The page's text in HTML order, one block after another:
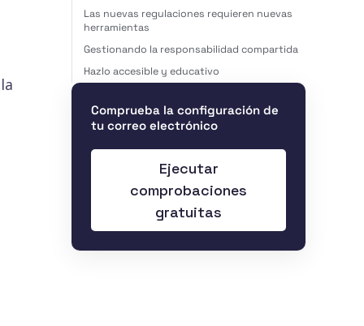
Las nuevas regulaciones requieren nuevas
herramientas
Gestionando la responsabilidad compartida
Hazlo accesible y educativo
Comprueba la configuración de
tu correo electrónico
Ejecutar
comprobaciones
gratuitas